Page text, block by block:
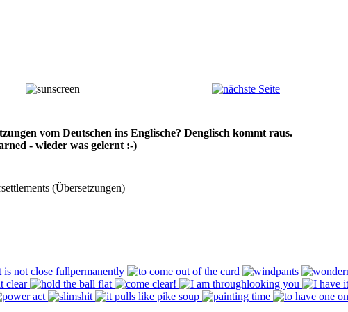
vom Deutschen ins Englische? Denglisch kommt raus.
- wieder was gelernt :-)
(Übersetzungen)